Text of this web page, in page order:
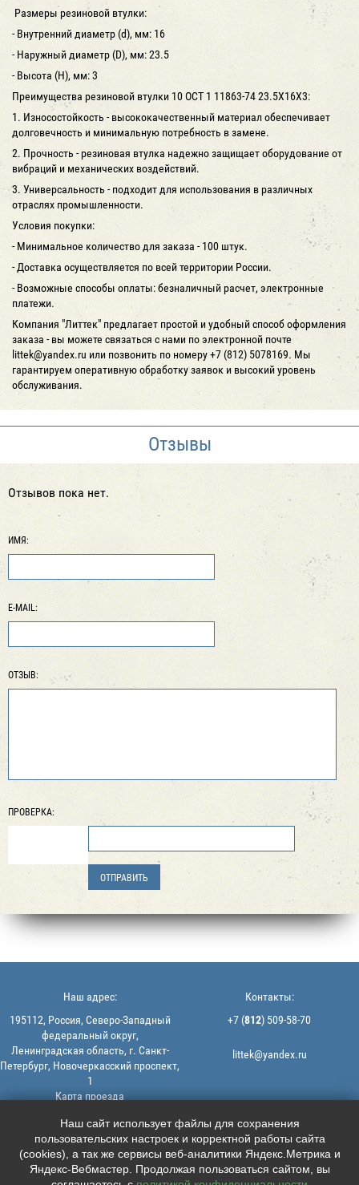
Размеры резиновой втулки:
- Внутренний диаметр (d), мм: 16
- Наружный диаметр (D), мм: 23.5
- Высота (H), мм: 3
Преимущества резиновой втулки 10 ОСТ 1 11863-74 23.5Х16Х3:
1. Износостойкость - высококачественный материал обеспечивает
долговечность и минимальную потребность в замене.
2. Прочность - резиновая втулка надежно защищает оборудование от
вибраций и механических воздействий.
3. Универсальность - подходит для использования в различных
отраслях промышленности.
Условия покупки:
- Минимальное количество для заказа - 100 штук.
- Доставка осуществляется по всей территории России.
- Возможные способы оплаты: безналичный расчет, электронные
платежи.
Компания "Литтек" предлагает простой и удобный способ оформления
заказа - вы можете связаться с нами по электронной почте
littek@yandex.ru или позвонить по номеру +7 (812) 5078169. Мы
гарантируем оперативную обработку заявок и высокий уровень
обслуживания.
Отзывы
Отзывов пока нет.
ИМЯ:
E-MAIL:
ОТЗЫВ:
ПРОВЕРКА:
© 2013-2026 | ООО "ЛИТТЕК" -
производство и продажа РТИ
ИНН: 7806523560 | ОГРН:
1147847126162
Политика конфиденциальности |
Наш адрес:
195112, Россия, Северо-Западный
федеральный округ,
Ленинградская область, г. Санкт-
Петербург, Новочеркасский проспект,
1
Карта проезда
Контакты:
+7 (812) 509-58-70
littek@yandex.ru
Мы в соцсетях:
    
Наш сайт использует файлы для сохранения
пользовательских настроек и корректной работы сайта
(cookies), а так же сервисы веб-аналитики Яндекс.Метрика и
Яндекс-Вебмастер. Продолжая пользоваться сайтом, вы